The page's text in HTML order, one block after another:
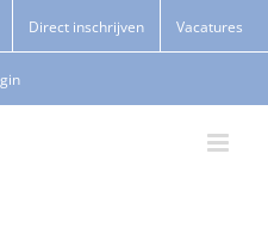
Direct inschrijven Vacatures